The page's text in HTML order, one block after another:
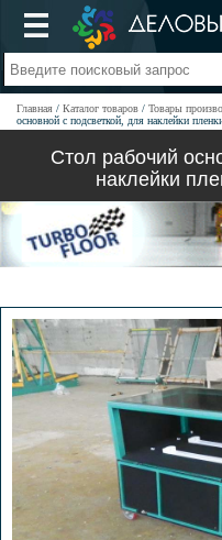
Главная Каталог товаров Товары
основной с подсветкой, для наклейки
Стол рабочий
наклейки